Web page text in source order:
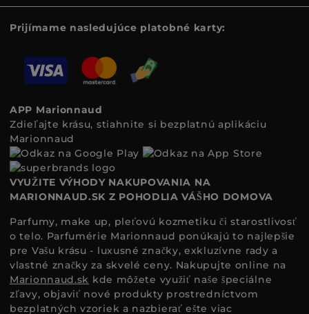
Prijímame nasledujúce platobné karty:
APP Marionnaud
Zdieľajte krásu, stiahnite si bezplatnú aplikáciu
Marionnaud
VYUŽITE VÝHODY NAKUPOVANIA NA
MARIONNAUD.SK Z POHODLIA VÁŠHO DOMOVA
Parfumy, make up, pleťovú kozmetiku či starostlivosť
o telo. Parfumérie Marionnaud ponúkajú to najlepšie
pre Vašu krásu - luxusné značky, exkluzívne rady a
vlastné značky za skvelé ceny. Nakupujte online na
Marionnaud.sk kde môžete využiť naše špeciálne
zľavy, objaviť nové produkty prostredníctvom
bezplatných vzoriek a nazbierať ešte viac